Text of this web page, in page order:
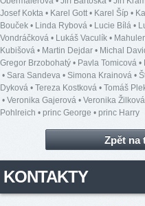
Josef Kokta • Karel Gott• Karel Šíp •
Bouček • Linda Rybová • Lucie Bílá •
Vondráčková • Lukáš Vaculík •
Kubišová • Martin Dejdar • Michal
Gregor Brzobohatý • Pavla Tomicová •
• Sara Sandeva • Simona Krainová •
Dyková • Tereza Kostková • Tomáš
• Veronika Gajerová • Veronika Žilková
Pohlreich • princ George • princ Harry
Zpět na
KONTAKTY